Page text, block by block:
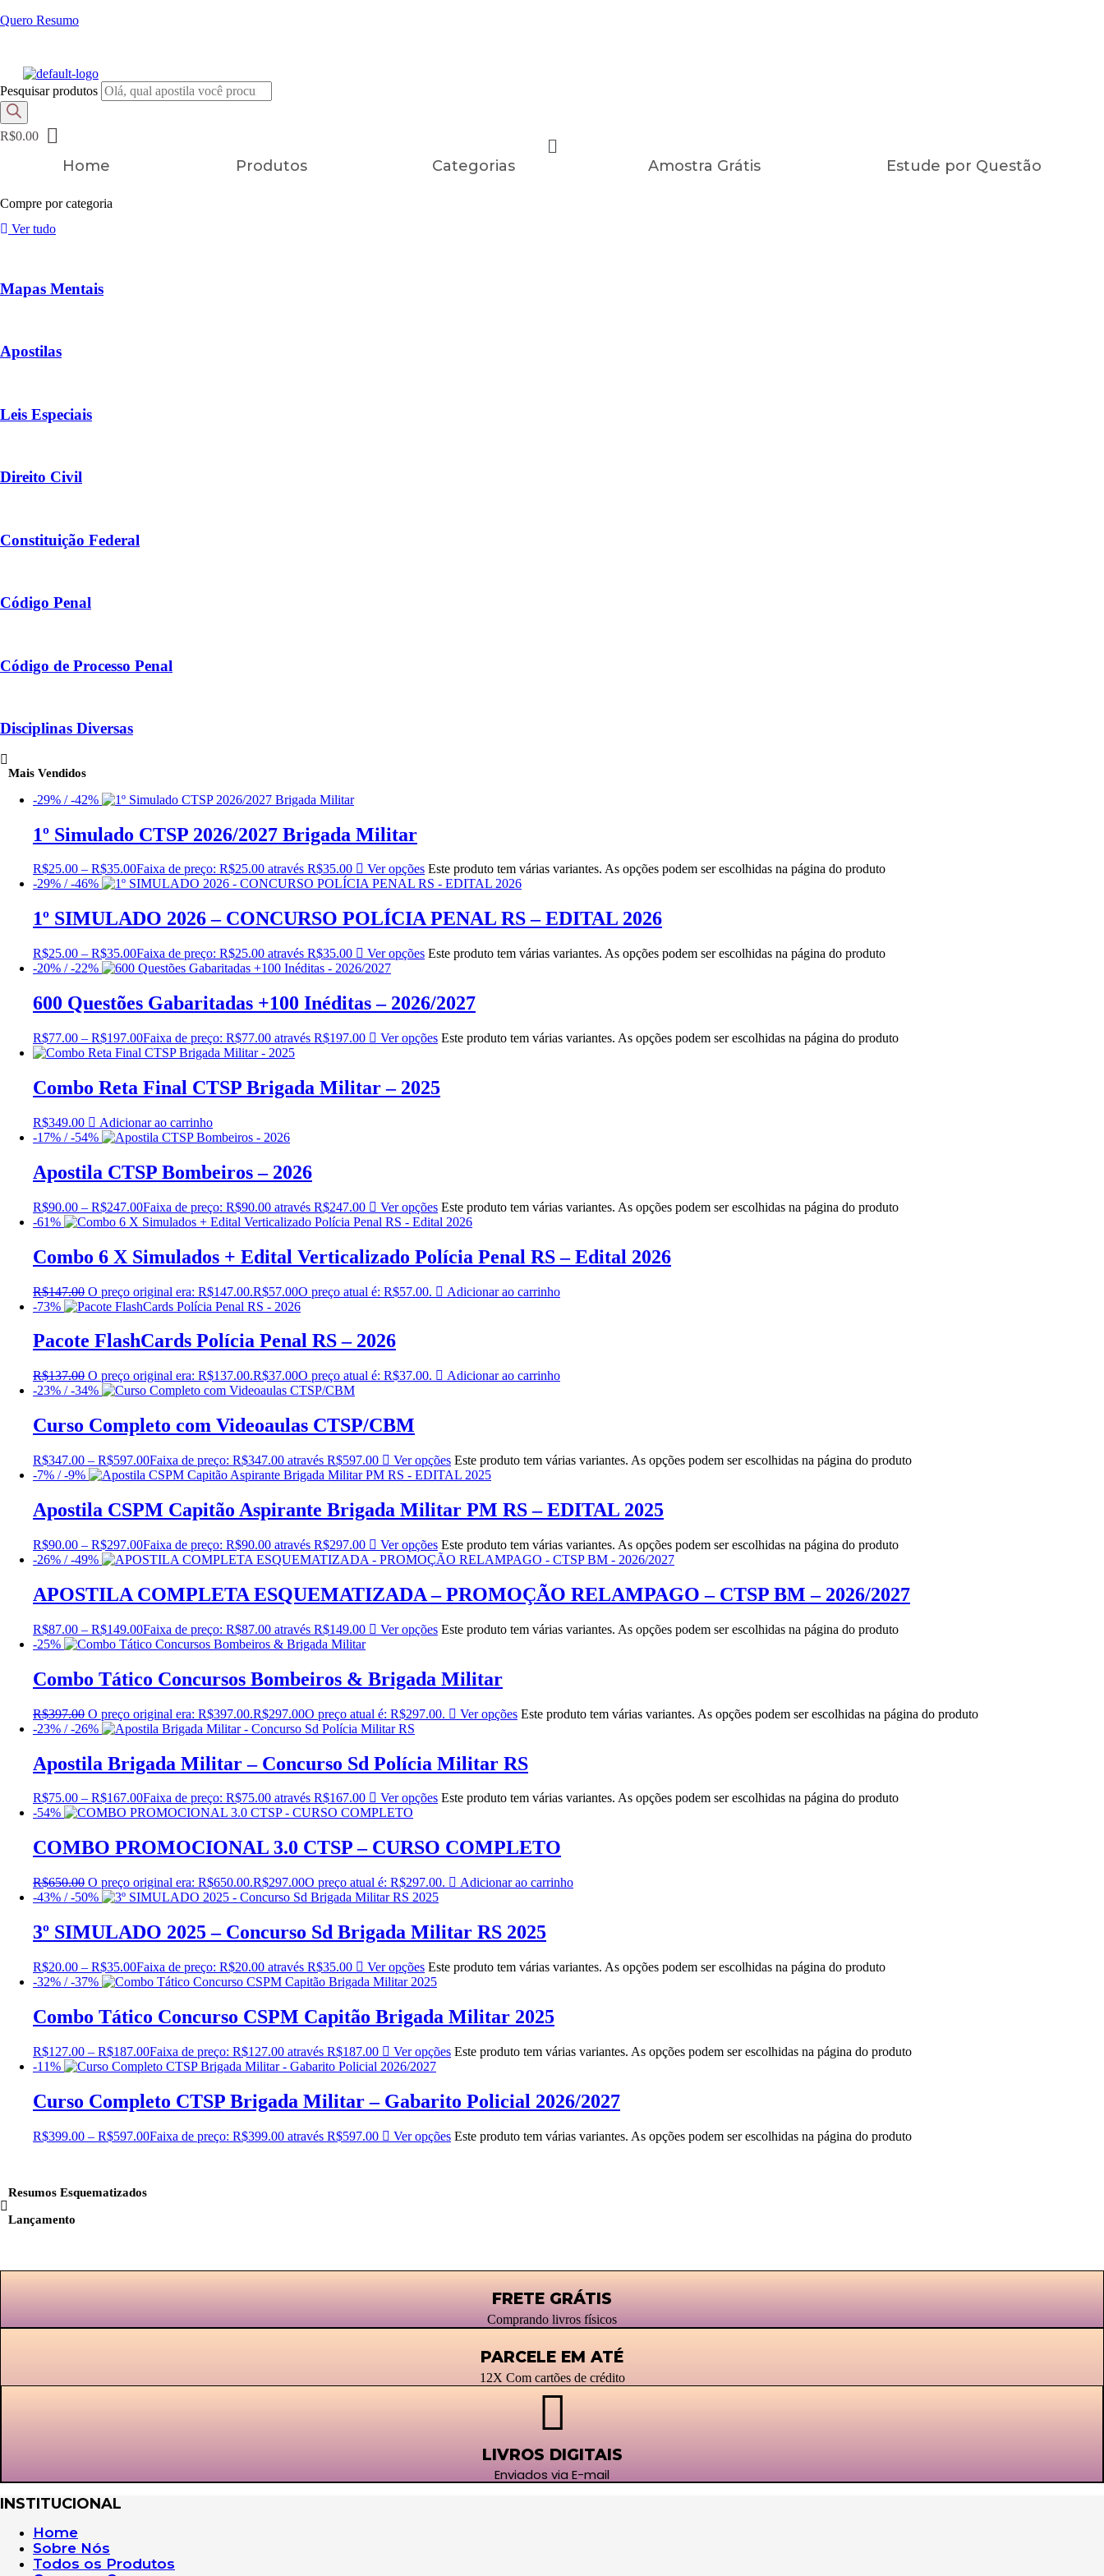
Quero Resumo
Pesquisar produtos
R$0.00
Home Produtos Categorias Amostra Grátis Estude por Questão
Compre por categoria
Ver tudo
Mapas Mentais
Apostilas
Leis Especiais
Direito Civil
Constituição Federal
Código Penal
Código de Processo Penal
Disciplinas Diversas
Mais Vendidos
-29% / -42%
1º Simulado CTSP 2026/2027 Brigada Militar
R$25.00 – R$35.00Faixa de preço: R$25.00 através R$35.00 Ver opções Este produto tem várias variantes. As opções podem ser escolhidas na página do produto
-29% / -46%
1º SIMULADO 2026 – CONCURSO POLÍCIA PENAL RS – EDITAL 2026
R$25.00 – R$35.00Faixa de preço: R$25.00 através R$35.00 Ver opções Este produto tem várias variantes. As opções podem ser escolhidas na página do produto
-20% / -22%
600 Questões Gabaritadas +100 Inéditas – 2026/2027
R$77.00 – R$197.00Faixa de preço: R$77.00 através R$197.00 Ver opções Este produto tem várias variantes. As opções podem ser escolhidas na página do produto
Combo Reta Final CTSP Brigada Militar – 2025
R$349.00
Adicionar ao carrinho
-17% / -54%
Apostila CTSP Bombeiros – 2026
R$90.00 – R$247.00Faixa de preço: R$90.00 através R$247.00 Ver opções Este produto tem várias variantes. As opções podem ser escolhidas na página do produto
-61%
Combo 6 X Simulados + Edital Verticalizado Polícia Penal RS – Edital 2026
R$147.00 O preço original era: R$147.00.R$57.00O preço atual é: R$57.00.
Adicionar ao carrinho
-73%
Pacote FlashCards Polícia Penal RS – 2026
R$137.00 O preço original era: R$137.00.R$37.00O preço atual é: R$37.00.
Adicionar ao carrinho
-23% / -34%
Curso Completo com Videoaulas CTSP/CBM
R$347.00 – R$597.00Faixa de preço: R$347.00 através R$597.00 Ver opções Este produto tem várias variantes. As opções podem ser escolhidas na página do produto
-7% / -9%
Apostila CSPM Capitão Aspirante Brigada Militar PM RS – EDITAL 2025
R$90.00 – R$297.00Faixa de preço: R$90.00 através R$297.00 Ver opções Este produto tem várias variantes. As opções podem ser escolhidas na página do produto
-26% / -49%
APOSTILA COMPLETA ESQUEMATIZADA – PROMOÇÃO RELAMPAGO – CTSP BM – 2026/2027
R$87.00 – R$149.00Faixa de preço: R$87.00 através R$149.00 Ver opções Este produto tem várias variantes. As opções podem ser escolhidas na página do produto
-25%
Combo Tático Concursos Bombeiros & Brigada Militar
R$397.00 O preço original era: R$397.00.R$297.00O preço atual é: R$297.00. Ver opções Este produto tem várias variantes. As opções podem ser escolhidas na página do produto
-23% / -26%
Apostila Brigada Militar – Concurso Sd Polícia Militar RS
R$75.00 – R$167.00Faixa de preço: R$75.00 através R$167.00 Ver opções Este produto tem várias variantes. As opções podem ser escolhidas na página do produto
-54%
COMBO PROMOCIONAL 3.0 CTSP – CURSO COMPLETO
R$650.00 O preço original era: R$650.00.R$297.00O preço atual é: R$297.00.
Adicionar ao carrinho
-43% / -50%
3º SIMULADO 2025 – Concurso Sd Brigada Militar RS 2025
R$20.00 – R$35.00Faixa de preço: R$20.00 através R$35.00 Ver opções Este produto tem várias variantes. As opções podem ser escolhidas na página do produto
-32% / -37%
Combo Tático Concurso CSPM Capitão Brigada Militar 2025
R$127.00 – R$187.00Faixa de preço: R$127.00 através R$187.00 Ver opções Este produto tem várias variantes. As opções podem ser escolhidas na página do produto
-11%
Curso Completo CTSP Brigada Militar – Gabarito Policial 2026/2027
R$399.00 – R$597.00Faixa de preço: R$399.00 através R$597.00 Ver opções Este produto tem várias variantes. As opções podem ser escolhidas na página do produto
Resumos Esquematizados
Lançamento
FRETE GRÁTIS
Comprando livros físicos
PARCELE EM ATÉ
12X Com cartões de crédito
LIVROS DIGITAIS
Enviados via E-mail
INSTITUCIONAL
Home
Sobre Nós
Todos os Produtos